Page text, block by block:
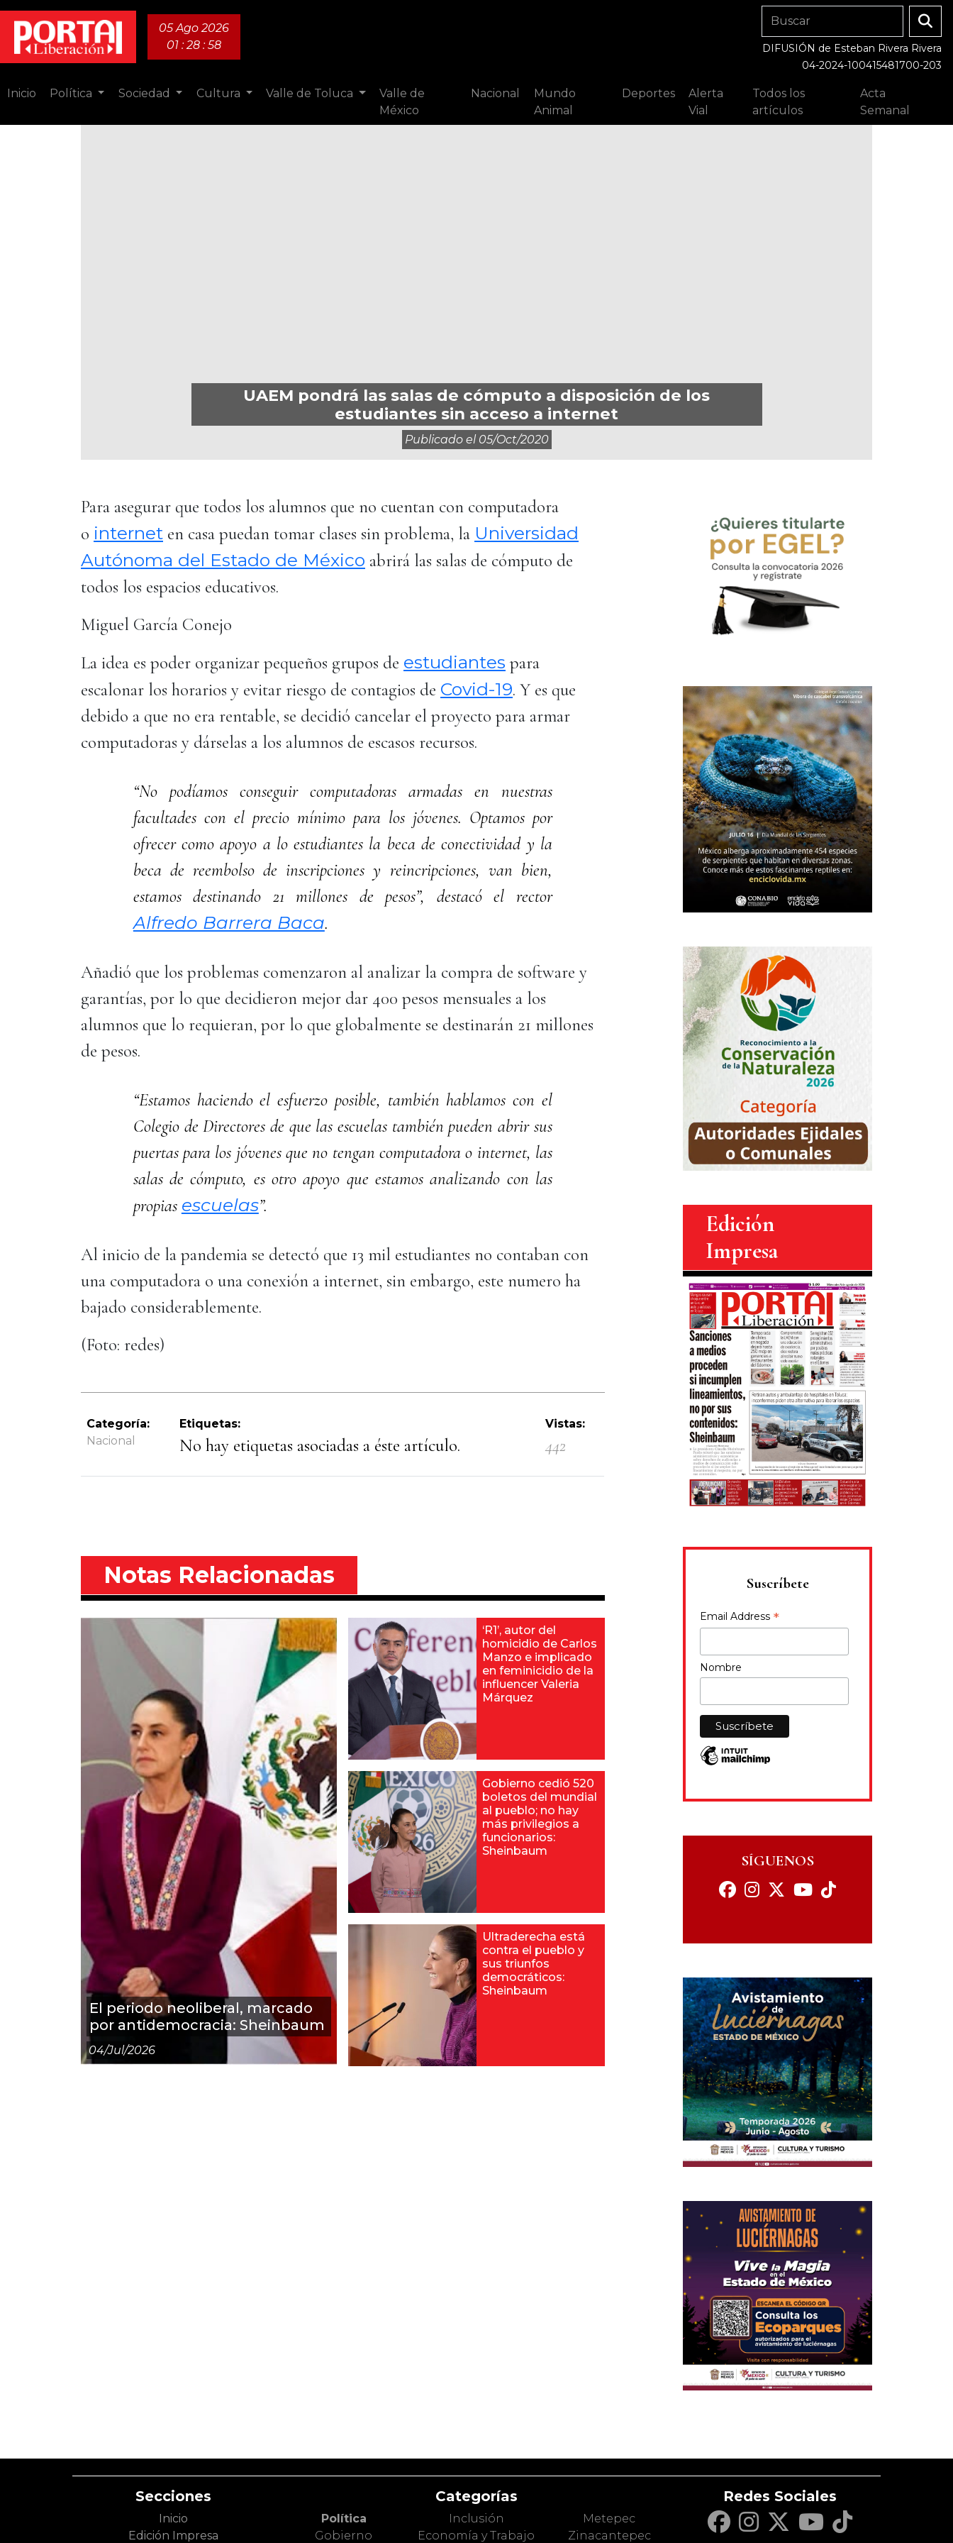
05 Ago 2026
01 : 28 : 59
DIFUSIÓN de Esteban Rivera Rivera
04-2024-100415481700-203
Inicio Política Sociedad Cultura Valle de Toluca
Valle de
México
Nacional
Mundo
Animal
Deportes
Alerta
Vial
Todos los
artículos
Acta
Semanal
UAEM pondrá las salas de cómputo a disposición de los
estudiantes sin acceso a internet
Publicado el 05/oct/2020
Para asegurar que todos los alumnos que no cuentan con computadora
o internet en casa puedan tomar clases sin problema, la Universidad
Autónoma del Estado de México abrirá las salas de cómputo de
todos los espacios educativos.
Miguel García Conejo
La idea es poder organizar pequeños grupos de estudiantes para
escalonar los horarios y evitar riesgo de contagios de Covid-19. Y es que
debido a que no era rentable, se decidió cancelar el proyecto para armar
computadoras y dárselas a los alumnos de escasos recursos.
“No podíamos conseguir computadoras armadas en nuestras
facultades con el precio mínimo para los jóvenes. Optamos por
ofrecer como apoyo a lo estudiantes la beca de conectividad y la
beca de reembolso de inscripciones y reincripciones, van bien,
estamos destinando 21 millones de pesos”, destacó el rector
Alfredo Barrera Baca.
Añadió que los problemas comenzaron al analizar la compra de software y
garantías, por lo que decidieron mejor dar 400 pesos mensuales a los
alumnos que lo requieran, por lo que globalmente se destinarán 21 millones
de pesos.
“Estamos haciendo el esfuerzo posible, también hablamos con el
Colegio de Directores de que las escuelas también pueden abrir sus
puertas para los jóvenes que no tengan computadora o internet, las
salas de cómputo, es otro apoyo que estamos analizando con las
propias escuelas”.
Al inicio de la pandemia se detectó que 13 mil estudiantes no contaban con
una computadora o una conexión a internet, sin embargo, este numero ha
bajado considerablemente.
(Foto: redes)
Categoría:
Nacional
Etiquetas:
No hay etiquetas asociadas a éste artículo.
Vistas:
442
Notas Relacionadas
El periodo neoliberal, marcado
por antidemocracia: Sheinbaum
04/jul/2026
‘R1’, autor del
homicidio de Carlos
Manzo e implicado
en feminicidio de la
influencer Valeria
Márquez
Gobierno cedió 520
boletos del mundial
al pueblo; no hay
más privilegios a
funcionarios:
Sheinbaum
Ultraderecha está
contra el pueblo y
sus triunfos
democráticos:
Sheinbaum
Edición
Impresa
Suscríbete
Email Address *
Nombre
SÍGUENOS
Secciones
Inicio
Edición Impresa
Categorías
Política
Gobierno
Inclusión
Economía y Trabajo
Metepec
Zinacantepec
Redes Sociales